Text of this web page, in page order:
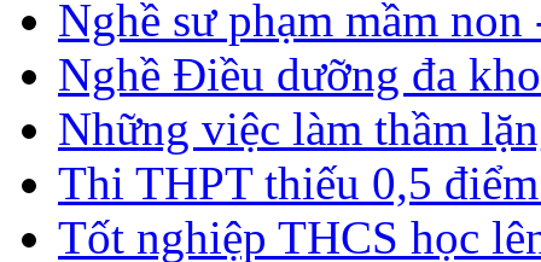
Nghề sư phạm mầm
Nghề Điều dưỡng đa
Những việc làm thầm
Thi THPT thiếu 0,5
Tốt nghiệp THCS học